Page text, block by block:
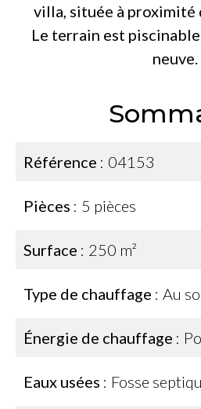
villa, située à proximité
Le terrain est
neuve.
Référence 04153
Pièces 5 pièces
Surface 250 m²
Type de chauffage Au
Énergie de chauffage
Eaux usées Fosse